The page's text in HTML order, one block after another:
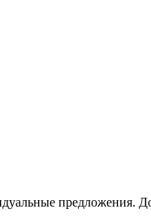
предложения.